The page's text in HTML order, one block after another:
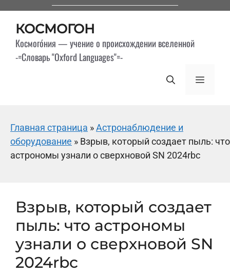
КОСМОГОН
Космого́ния — учение о происхождении вселенной
-=Словарь "Oxford Languages"=-
Меню
Главная страница »Астронаблюдение и
оборудование » Взрыв, который создает пыль: что
астрономы узнали о сверхновой SN 2024rbc
Взрыв, который создает
пыль: что астрономы
узнали о сверхновой SN
2024rbc